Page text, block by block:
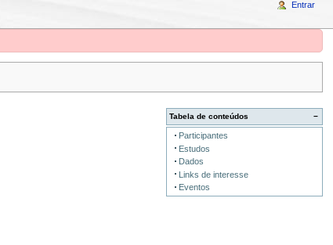
−
Tabela de conteúdos
Participantes
Estudos
Dados
Links de interesse
Eventos
Entrar